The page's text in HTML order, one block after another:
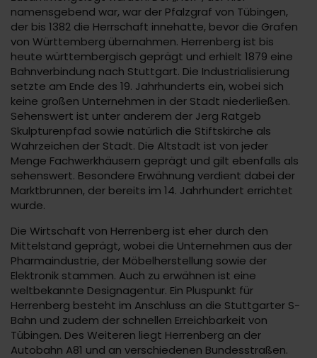
namensgebend war, war der Pfalzgraf von Tübingen,
der bis 1382 die Herrschaft innehatte, bevor die Grafen
von Württemberg übernahmen. Herrenberg ist bis
heute württembergisch geprägt und erhielt 1879 eine
Bahnverbindung nach Stuttgart. Die Industrialisierung
setzte am Ende des 19. Jahrhunderts ein, wobei sich
keine großen Unternehmen in der Stadt niederließen.
Sehenswert ist unter anderem der Jerg Ratgeb
Skulpturenpfad sowie natürlich die Stiftskirche als
Wahrzeichen der Stadt. Die Altstadt ist von jeder
Menge Fachwerkhäusern geprägt und gilt ebenfalls als
sehenswert. Besondere Erwähnung verdient dabei der
Marktbrunnen, der bereits im 14. Jahrhundert errichtet
wurde.
Die Wirtschaft von Herrenberg ist eher durch den
Mittelstand geprägt, wobei die Unternehmen aus der
Pharmaindustrie, der Möbelherstellung sowie der
Elektronik stammen. Auch zu erwähnen ist eine
weltbekannte Designagentur. Ein Pluspunkt für
Herrenberg besteht im Anschluss an die Stuttgarter S-
Bahn und zudem der schnellen Erreichbarkeit von
Tübingen. Des Weiteren liegt Herrenberg an der
Autobahn A81 und an verschiedenen Bundesstraßen.